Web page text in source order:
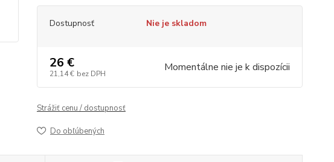
Dostupnosť Nie je skladom
26 €
21,14 € bez DPH Momentálne nie je k dispozícii
Strážiť cenu / dostupnosť
Do obľúbených